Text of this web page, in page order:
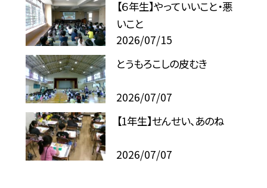
【６年生】やっていいこと・悪
いこと
2026/07/15
とうもろこしの皮むき
2026/07/07
【1年生】せんせい、あのね
2026/07/07